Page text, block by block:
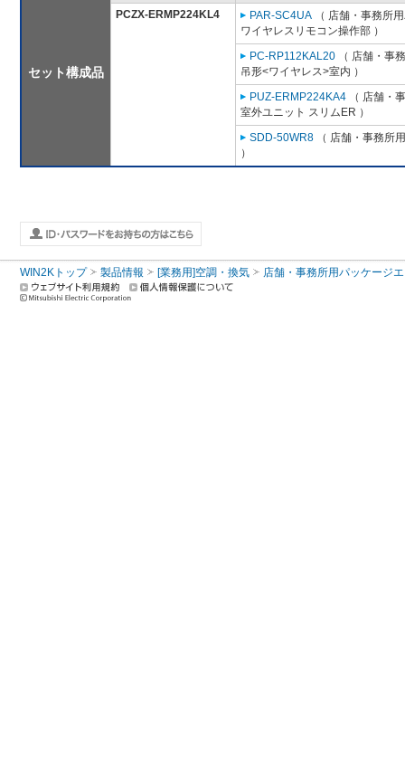
セット構成品
PCZX-ERMP224KL4
PAR-SC4UA （ 店舗・事務所
ワイヤレスリモコン操作部 ）
PC-RP112KAL20 （ 店舗・事
吊形<ワイヤレス>室内 ）
PUZ-ERMP224KA4 （ 店舗・
室外ユニット スリムER ）
SDD-50WR8 （ 店舗・事務所
）
WIN2Kトップ 製品情報 [業務用]空調・換気 店舗・事務所用パッケージ